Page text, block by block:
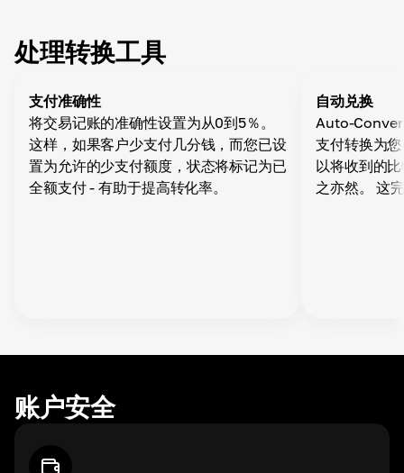
自动提款
络，设置向任何钱包自动提款。
处理转换工具
支付准确性
将交易记账的准确性设置为从0到5％。
这样，如果客户少支付几分钱，而您已设
置为允许的少支付额度，状态将标记为已
全额支付 - 有助于提高转化率。
自动兑换
Auto-
支付转换为
以将收到的
之亦然。 这
账户安全